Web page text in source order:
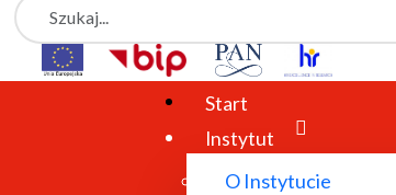
Start
Instytut
O Instytucie
Instytut